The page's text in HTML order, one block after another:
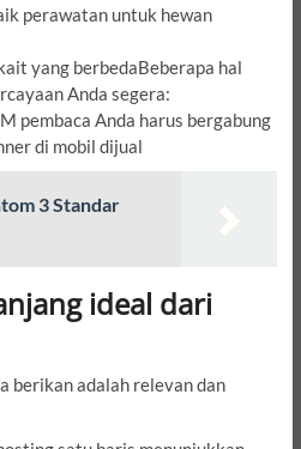
perawatan untuk hewan
yang berbedaBeberapa hal
Anda segera:
pembaca Anda harus bergabung
di mobil dijual
3 Standar
ideal dari
berikan adalah relevan dan